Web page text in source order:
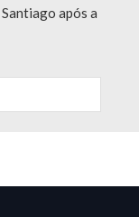
após a